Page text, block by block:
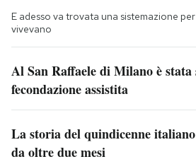
E adesso va trovata una sistemazione
vivevano
Al San Raffaele di Milano è stata
fecondazione assistita
La storia del quindicenne
da oltre due mesi